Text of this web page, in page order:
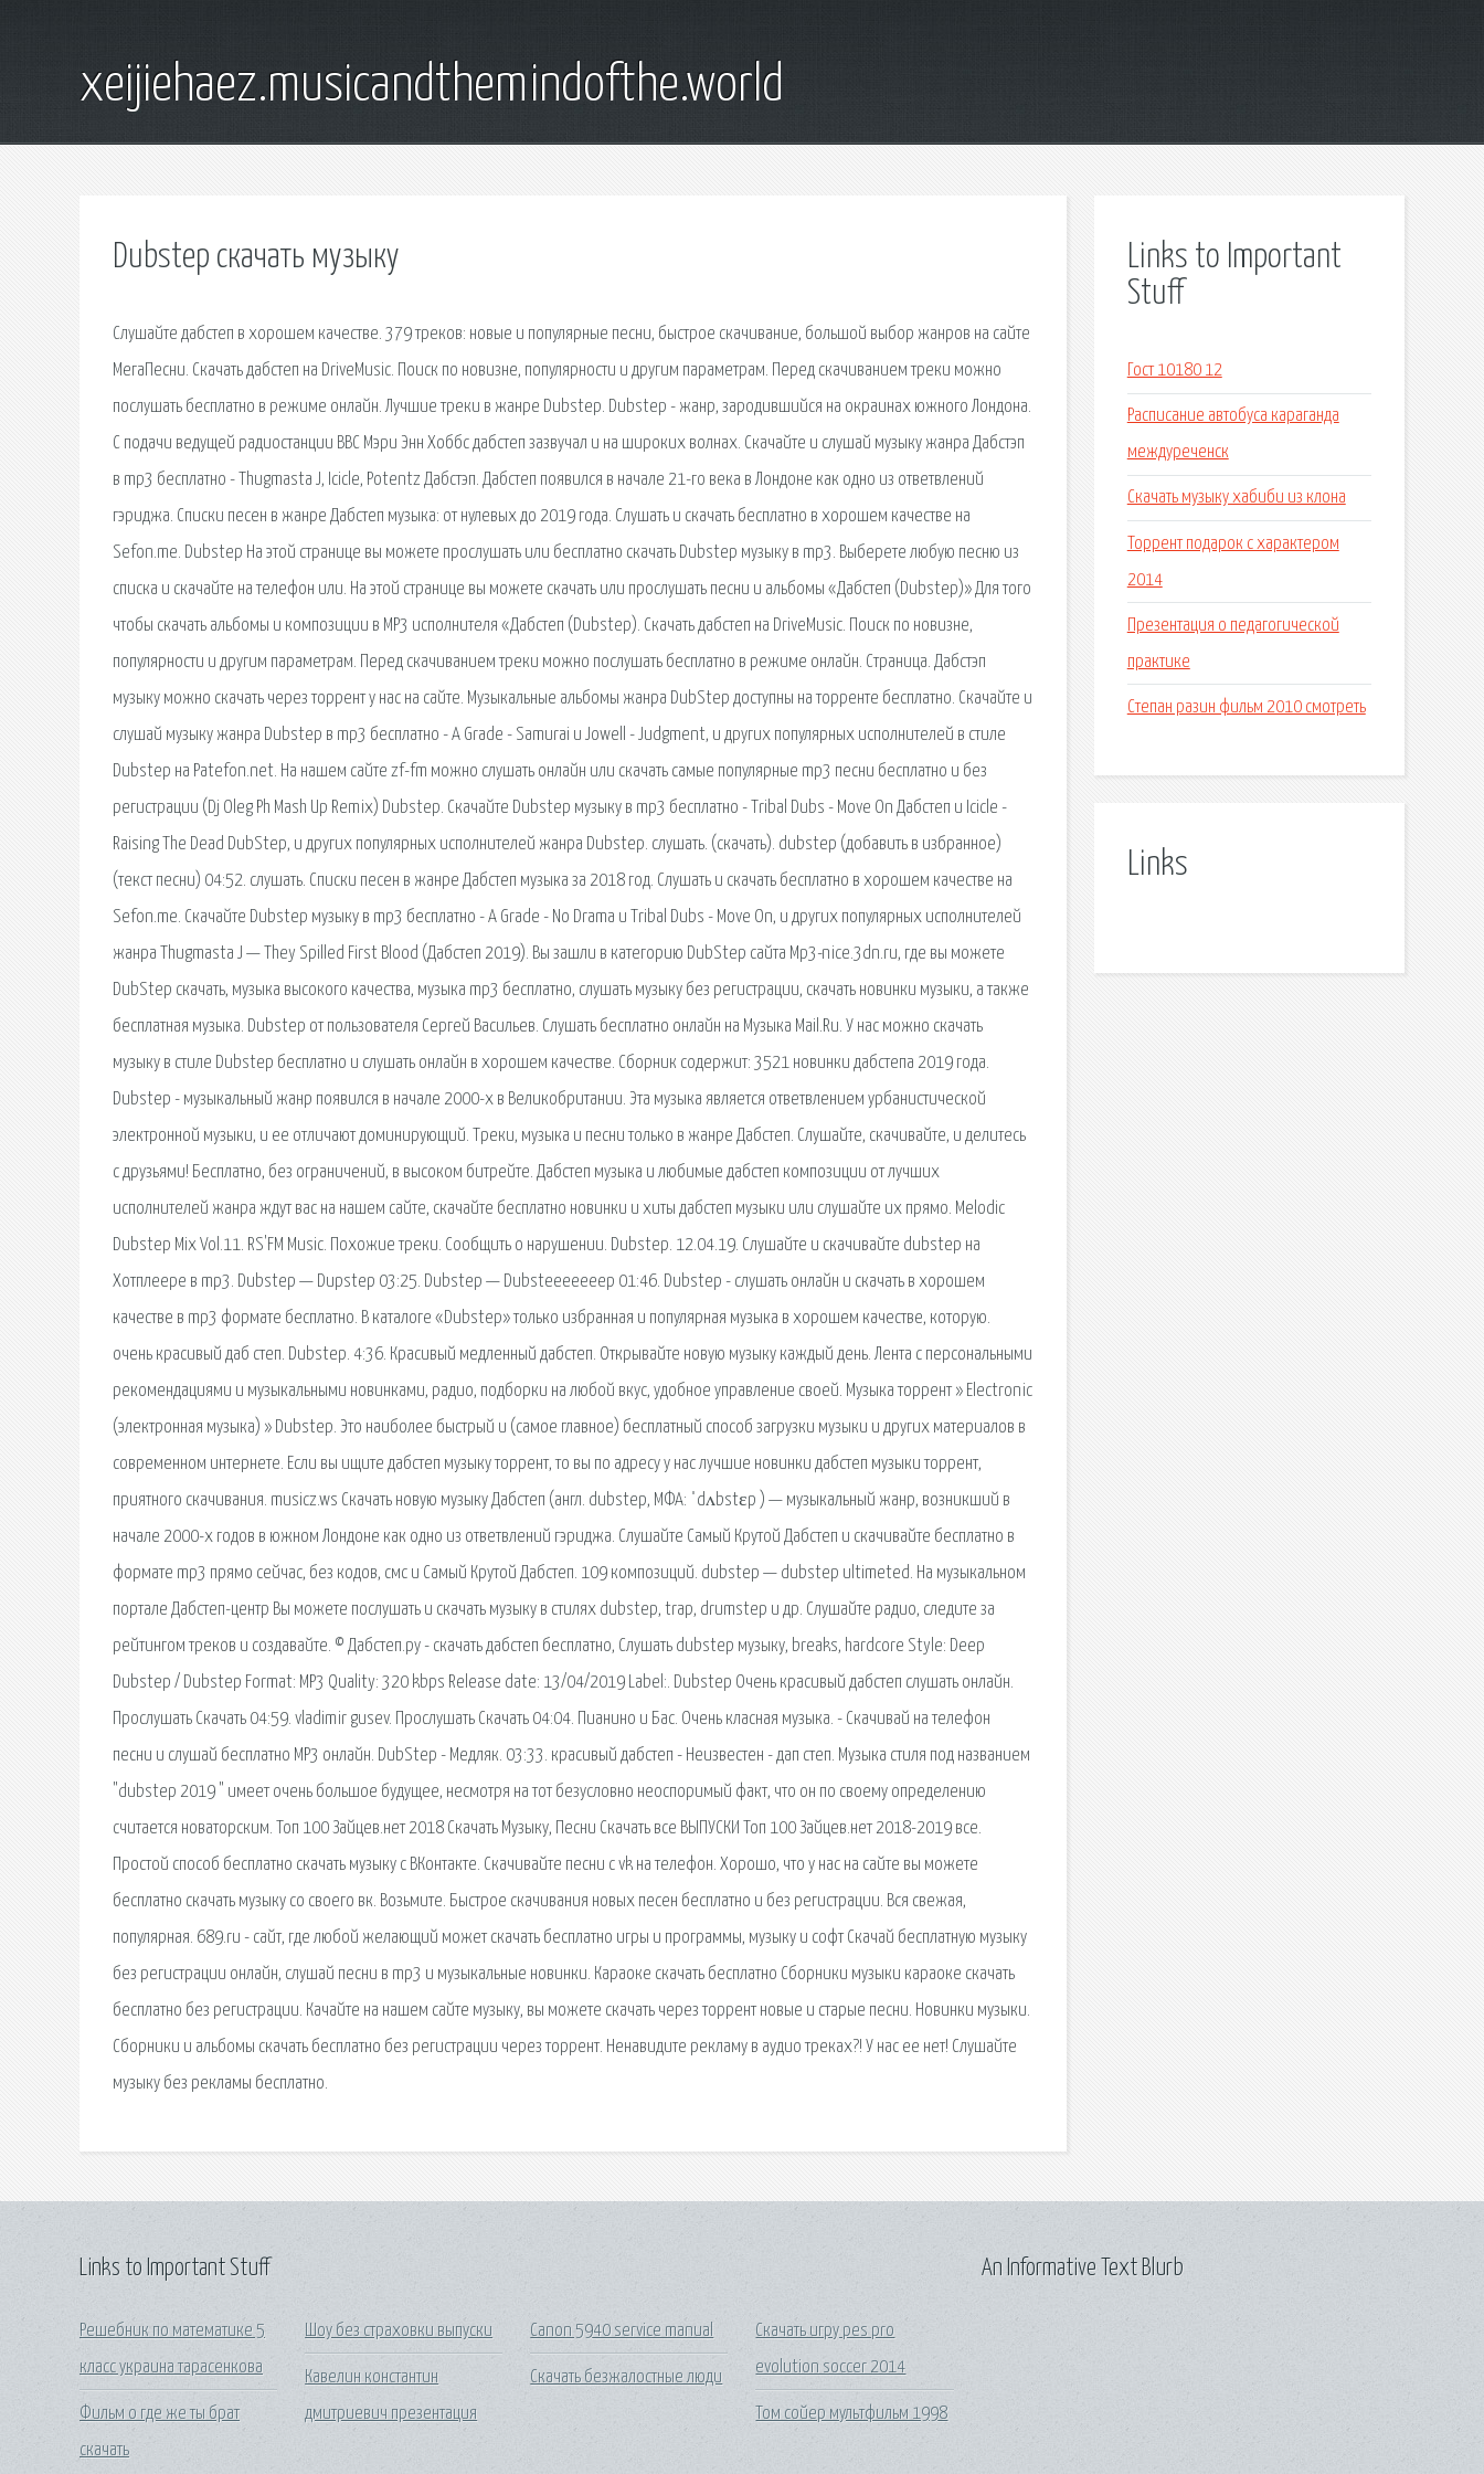
xeijiehaez.musicandthemindofthe.world
Dubstep скачать музыку
Слушайте дабстеп в хорошем качестве. 379 треков: новые и популярные песни, быстрое скачивание, большой выбор жанров на сайте
МегаПесни. Скачать дабстеп на DriveMusic. Поиск по новизне, популярности и другим параметрам. Перед скачиванием треки можно
послушать бесплатно в режиме онлайн. Лучшие треки в жанре Dubstep. Dubstep - жанр, зародившийся на окраинах южного Лондона.
С подачи ведущей радиостанции BBC Мэри Энн Хоббс дабстеп зазвучал и на широких волнах. Скачайте и слушай музыку жанра Дабстэп
в mp3 бесплатно - Thugmasta J, Icicle, Potentz Дабстэп. Дабстеп появился в начале 21-го века в Лондоне как одно из ответвлений
гэриджа. Списки песен в жанре Дабстеп музыка: от нулевых до 2019 года. Слушать и скачать бесплатно в хорошем качестве на
Sefon.me. Dubstep На этой странице вы можете прослушать или бесплатно скачать Dubstep музыку в mp3. Выберете любую песню из
списка и скачайте на телефон или. На этой странице вы можете скачать или прослушать песни и альбомы «Дабстеп (Dubstep)» Для того
чтобы скачать альбомы и композиции в MP3 исполнителя «Дабстеп (Dubstep). Скачать дабстеп на DriveMusic. Поиск по новизне,
популярности и другим параметрам. Перед скачиванием треки можно послушать бесплатно в режиме онлайн. Страница. Дабстэп
музыку можно скачать через торрент у нас на сайте. Музыкальные альбомы жанра DubStep доступны на торренте бесплатно. Скачайте и
слушай музыку жанра Dubstep в mp3 бесплатно - A Grade - Samurai и Jowell - Judgment, и других популярных исполнителей в стиле
Dubstep на Patefon.net. На нашем сайте zf-fm можно слушать онлайн или скачать самые популярные mp3 песни бесплатно и без
регистрации (Dj Oleg Ph Mash Up Remix) Dubstep. Скачайте Dubstep музыку в mp3 бесплатно - Tribal Dubs - Move On Дабстеп и Icicle -
Raising The Dead DubStep, и других популярных исполнителей жанра Dubstep. слушать. (скачать). dubstep (добавить в избранное)
(текст песни) 04:52. слушать. Списки песен в жанре Дабстеп музыка за 2018 год. Слушать и скачать бесплатно в хорошем качестве на
Sefon.me. Скачайте Dubstep музыку в mp3 бесплатно - A Grade - No Drama и Tribal Dubs - Move On, и других популярных исполнителей
жанра Thugmasta J — They Spilled First Blood (Дабстеп 2019). Вы зашли в категорию DubStep сайта Mp3-nice.3dn.ru, где вы можете
DubStep скачать, музыка высокого качества, музыка mp3 бесплатно, слушать музыку без регистрации, скачать новинки музыки, а также
бесплатная музыка. Dubstep от пользователя Сергей Васильев. Слушать бесплатно онлайн на Музыка Mail.Ru. У нас можно скачать
музыку в стиле Dubstep бесплатно и слушать онлайн в хорошем качестве. Сборник содержит: 3521 новинки дабстепа 2019 года.
Dubstep - музыкальный жанр появился в начале 2000-х в Великобритании. Эта музыка является ответвлением урбанистической
электронной музыки, и ее отличают доминирующий. Треки, музыка и песни только в жанре Дабстеп. Слушайте, скачивайте, и делитесь
с друзьями! Бесплатно, без ограничений, в высоком битрейте. Дабстеп музыка и любимые дабстеп композиции от лучших
исполнителей жанра ждут вас на нашем сайте, скачайте бесплатно новинки и хиты дабстеп музыки или слушайте их прямо. Melodic
Dubstep Mix Vol.11. RS'FM Music. Похожие треки. Сообщить о нарушении. Dubstep. 12.04.19. Слушайте и скачивайте dubstep на
Хотплеере в mp3. Dubstep — Dupstep 03:25. Dubstep — Dubsteeeeeeep 01:46. Dubstep - слушать онлайн и скачать в хорошем
качестве в mp3 формате бесплатно. В каталоге «Dubstep» только избранная и популярная музыка в хорошем качестве, которую.
очень красивый даб степ. Dubstep. 4:36. Красивый медленный дабстеп. Открывайте новую музыку каждый день. Лента с персональными
рекомендациями и музыкальными новинками, радио, подборки на любой вкус, удобное управление своей. Музыка торрент » Electroniс
(электронная музыка) » Dubstep. Это наиболее быстрый и (самое главное) бесплатный способ загрузки музыки и других материалов в
современном интернете. Если вы ищите дабстеп музыку торрент, то вы по адресу у нас лучшие новинки дабстеп музыки торрент,
приятного скачивания. musicz.ws Скачать новую музыку Дабстеп (англ. dubstep, МФА: ˈdʌbstɛp ) — музыкальный жанр, возникший в
начале 2000-х годов в южном Лондоне как одно из ответвлений гэриджа. Слушайте Самый Крутой Дабстеп и скачивайте бесплатно в
формате mp3 прямо сейчас, без кодов, смс и Самый Крутой Дабстеп. 109 композиций. dubstep — dubstep ultimeted. На музыкальном
портале Дабстеп-центр Вы можете послушать и скачать музыку в стилях dubstep, trap, drumstep и др. Слушайте радио, следите за
рейтингом треков и создавайте. © Дабстеп.ру - скачать дабстеп бесплатно, Слушать dubstep музыку, breaks, hardcore Style: Deep
Dubstep / Dubstep Format: MP3 Quality: 320 kbps Release date: 13/04/2019 Label:. Dubstep Очень красивый дабстеп слушать онлайн.
Прослушать Скачать 04:59. vladimir gusev. Прослушать Скачать 04:04. Пианино и Бас. Очень класная музыка. - Скачивай на телефон
песни и слушай бесплатно MP3 онлайн. DubStep - Медляк. 03:33. красивый дабстеп - Неизвестен - дап степ. Музыка стиля под названием
"dubstep 2019 " имеет очень большое будущее, несмотря на тот безусловно неоспоримый факт, что он по своему определению
считается новаторским. Топ 100 Зайцев.нет 2018 Скачать Музыку, Песни Скачать все ВЫПУСКИ Топ 100 Зайцев.нет 2018-2019 все.
Простой способ бесплатно скачать музыку с ВКонтакте. Скачивайте песни c vk на телефон. Хорошо, что у нас на сайте вы можете
бесплатно скачать музыку со своего вк. Возьмите. Быстрое скачивания новых песен бесплатно и без регистрации. Вся свежая,
популярная. 689.ru - сайт, где любой желающий может скачать бесплатно игры и программы, музыку и софт Скачай бесплатную музыку
без регистрации онлайн, слушай песни в mp3 и музыкальные новинки. Караоке скачать бесплатно Сборники музыки караоке скачать
бесплатно без регистрации. Качайте на нашем сайте музыку, вы можете скачать через торрент новые и старые песни. Новинки музыки.
Сборники и альбомы скачать бесплатно без регистрации через торрент. Ненавидите рекламу в аудио треках?! У нас ее нет! Слушайте
музыку без рекламы бесплатно.
Links to Important
Stuff
Гост 10180 12
Расписание автобуса караганда
междуреченск
Скачать музыку хабиби из клона
Торрент подарок с характером
2014
Презентация о педагогической
практике
Степан разин фильм 2010 смотреть
Links
Links to Important Stuff
Решебник по математике 5
класс украина тарасенкова
Фильм о где же ты брат
скачать
Шоу без страховки выпуски
Кавелин константин
дмитриевич презентация
Canon 5940 service manual
Скачать безжалостные люди
Скачать игру pes pro
evolution soccer 2014
Том сойер мультфильм 1998
An Informative Text Blurb